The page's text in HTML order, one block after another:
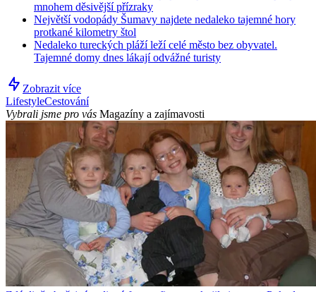
mnohem děsivější přízraky
Největší vodopády Šumavy najdete nedaleko tajemné hory
protkané kilometry štol
Nedaleko tureckých pláží leží celé město bez obyvatel.
Tajemné domy dnes lákají odvážné turisty
Zobrazit více
LifestyleCestování
Vybrali jsme pro vás Magazíny a zajímavosti